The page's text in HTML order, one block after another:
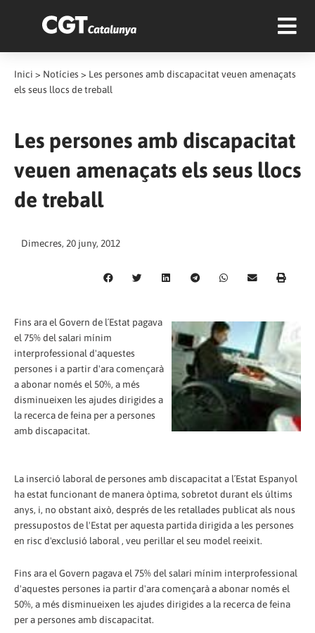
Inici > Notícies > Les persones amb discapacitat veuen amenaçats
els seus llocs de treball
Les persones amb discapacitat
veuen amenaçats els seus llocs
de treball
Dimecres, 20 juny, 2012
Fins ara el Govern de l´Estat pagava
el 75% del salari mínim
interprofessional d'aquestes
persones i a partir d'ara començarà
a abonar només el 50%, a més
disminueixen les ajudes dirigides a
la recerca de feina per a persones
amb discapacitat.
La inserció laboral de persones amb discapacitat a l´Estat Espanyol
ha estat funcionant de manera òptima, sobretot durant els últims
anys, i, no obstant això, després de les retallades publicat als nous
pressupostos de l'Estat per aquesta partida dirigida a les persones
en risc d'exclusió laboral , veu perillar el seu model reeixit.
Fins ara el Govern pagava el 75% del salari mínim interprofessional
d'aquestes persones ia partir d'ara començarà a abonar només el
50%, a més disminueixen les ajudes dirigides a la recerca de feina
per a persones amb discapacitat.